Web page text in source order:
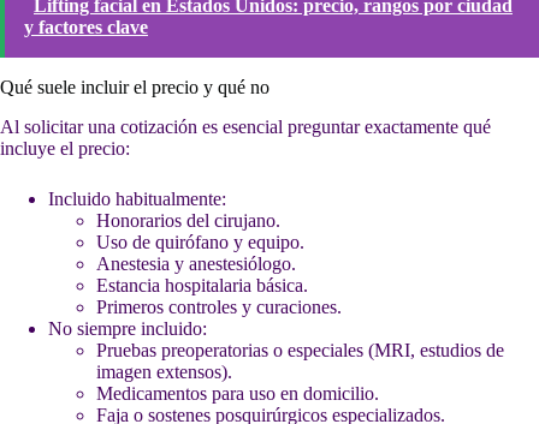
Lifting facial en Estados Unidos: precio, rangos por ciudad
y factores clave
Qué suele incluir el precio y qué no
Al solicitar una cotización es esencial preguntar exactamente qué
incluye el precio:
Incluido habitualmente:
Honorarios del cirujano.
Uso de quirófano y equipo.
Anestesia y anestesiólogo.
Estancia hospitalaria básica.
Primeros controles y curaciones.
No siempre incluido:
Pruebas preoperatorias o especiales (MRI, estudios de
imagen extensos).
Medicamentos para uso en domicilio.
Faja o sostenes posquirúrgicos especializados.